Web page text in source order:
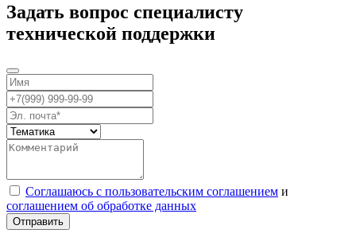
Задать вопрос специалисту
технической поддержки
Соглашаюсь с пользовательским соглашением и
соглашением об обработке данных
Отправить